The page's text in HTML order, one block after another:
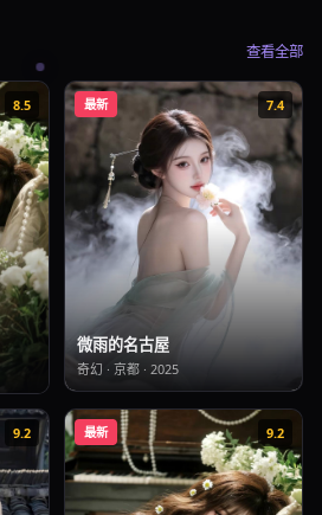
查看全部
8.5 最新 7.4
微雨的名古屋
奇幻 · 京都 · 2025
9.2 最新 9.2